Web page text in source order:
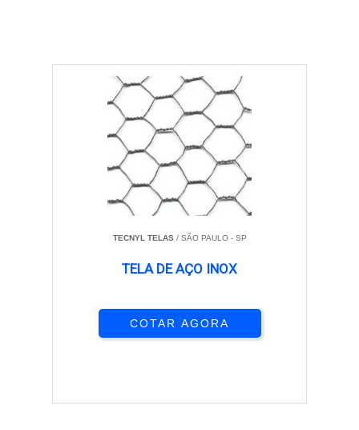
TECNYL TELAS/ SÃO PAULO - SP
TELA DE AÇO INOX
COTAR AGORA